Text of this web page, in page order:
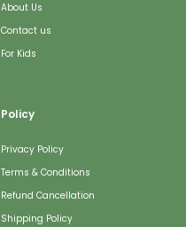
About Us
Contact us
For Kids
Policy
Privacy Policy
Terms & Conditions
Refund Cancellation
Shipping Policy